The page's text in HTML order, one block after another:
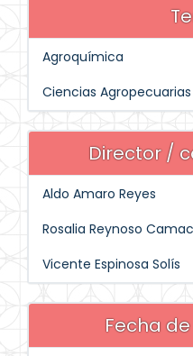
Agroquímica
Ciencias
Director /
Aldo Amaro Reyes
Rosalia Reynoso
Vicente Espinosa Solís
Fecha